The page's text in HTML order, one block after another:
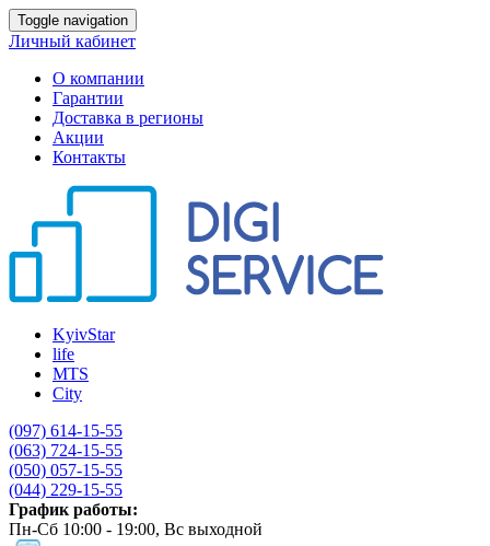
Toggle navigation
Личный кабинет
О компании
Гарантии
Доставка в регионы
Акции
Контакты
KyivStar
life
MTS
City
(097) 614-15-55
(063) 724-15-55
(050) 057-15-55
(044) 229-15-55
График работы:
Пн-Сб 10:00 - 19:00, Вс выходной